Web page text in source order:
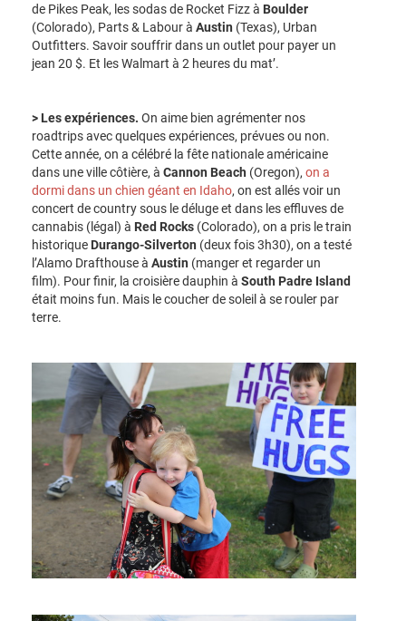
de Pikes Peak, les sodas de Rocket Fizz à Boulder
(Colorado), Parts & Labour à Austin (Texas), Urban
Outfitters. Savoir souffrir dans un outlet pour payer un
jean 20 $. Et les Walmart à 2 heures du mat’.
> Les expériences. On aime bien agrémenter nos
roadtrips avec quelques expériences, prévues ou non.
Cette année, on a célébré la fête nationale américaine
dans une ville côtière, à Cannon Beach (Oregon), on a
dormi dans un chien géant en Idaho, on est allés voir un
concert de country sous le déluge et dans les effluves de
cannabis (légal) à Red Rocks (Colorado), on a pris le train
historique Durango-Silverton (deux fois 3h30), on a testé
l’Alamo Drafthouse à Austin (manger et regarder un
film). Pour finir, la croisière dauphin à South Padre Island
était moins fun. Mais le coucher de soleil à se rouler par
terre.